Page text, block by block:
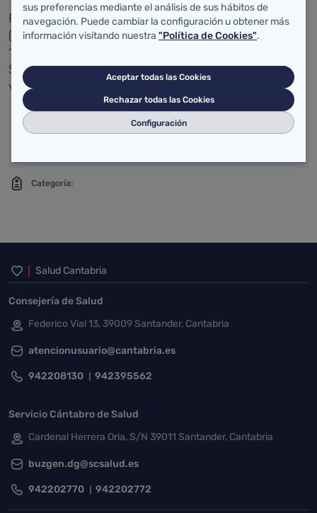
Ruiloba forma parte de la Zona Básica de Salud
(ZBS) Altamira, que tiene una población adscrita de
14.587 personas y el Centro de Salud de Puente
San Miguel como centro de referencia, además de
varios consultorios rurales.
Anexo:
Foto Alta Resolución (FAR)
Categoría:
Inicio del pie de página
Salud Cantabria
Consejería de Salud
Federico Vial 13, 39009 Santander, Cantabria
atencionusuario@cantabria.es
942208130 942395562
Servicio Cántabro de Salud
Cardenal Herrera Oria, S/N 39011 Santander, Cantabria
buzgen.dg@scsalud.es
942202770 942202772
sus preferencias mediante el análisis de sus hábitos de
navegación. Puede cambiar la configuración u obtener más
información visitando nuestra "Política de Cookies".
Aceptar todas las Cookies
Rechazar todas las Cookies
Configuración